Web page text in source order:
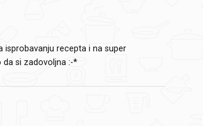
isprobavanju recepta i na super
da si zadovoljna :-*